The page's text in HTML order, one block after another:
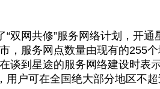
网共修”服务网络计划，开
，服务网点数量由现有的255
谈到星途的服务网络建设时表
户可在全国绝大部分地区不